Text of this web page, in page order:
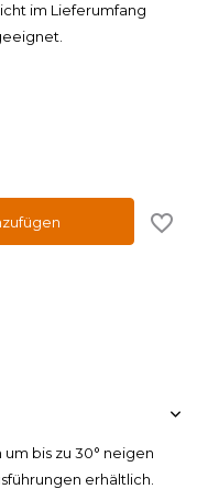
im Lieferumfang
bis zu 30° neigen
erhältlich.